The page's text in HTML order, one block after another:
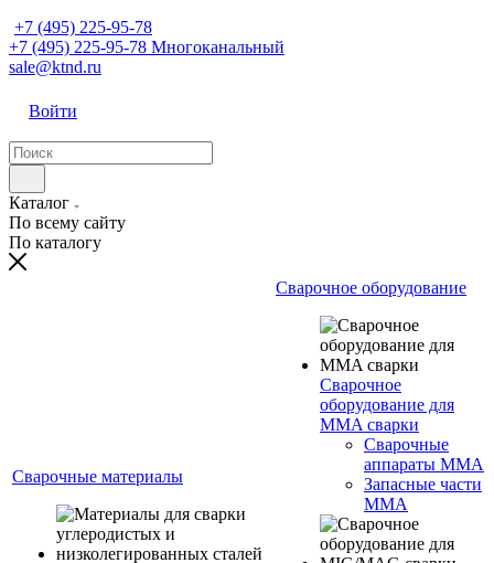
+7 (495) 225-95-78
+7 (495) 225-95-78 Многоканальный
sale@ktnd.ru
Войти
Каталог
По всему сайту
По каталогу
Сварочные материалы
Сварочное оборудование
Сварочное
оборудование для
MMA сварки
Сварочные
аппараты MMA
Запасные части
MMA